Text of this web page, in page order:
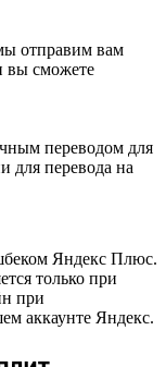
отправим вам
вы сможете
переводом для
для перевода на
Яндекс Плюс.
только при
при
аккаунте Яндекс.